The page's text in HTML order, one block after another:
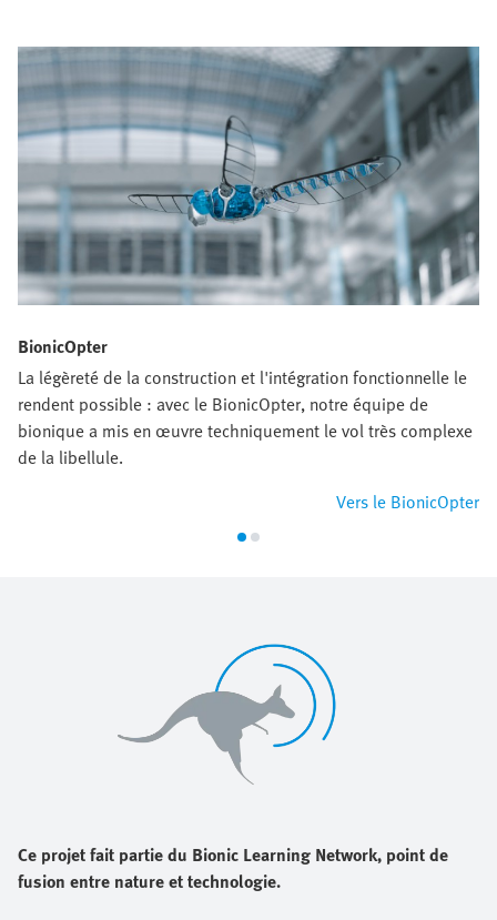
BionicOpter
La légèreté de la construction et l'intégration fonctionnelle le
rendent possible : avec le BionicOpter, notre équipe de
bionique a mis en œuvre techniquement le vol très complexe
de la libellule.
Vers le BionicOpter
Ce projet fait partie du Bionic Learning Network, point de
fusion entre nature et technologie.